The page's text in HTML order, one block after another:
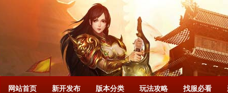
网站首页 新开发布 版本分类 玩法攻略 找服必看